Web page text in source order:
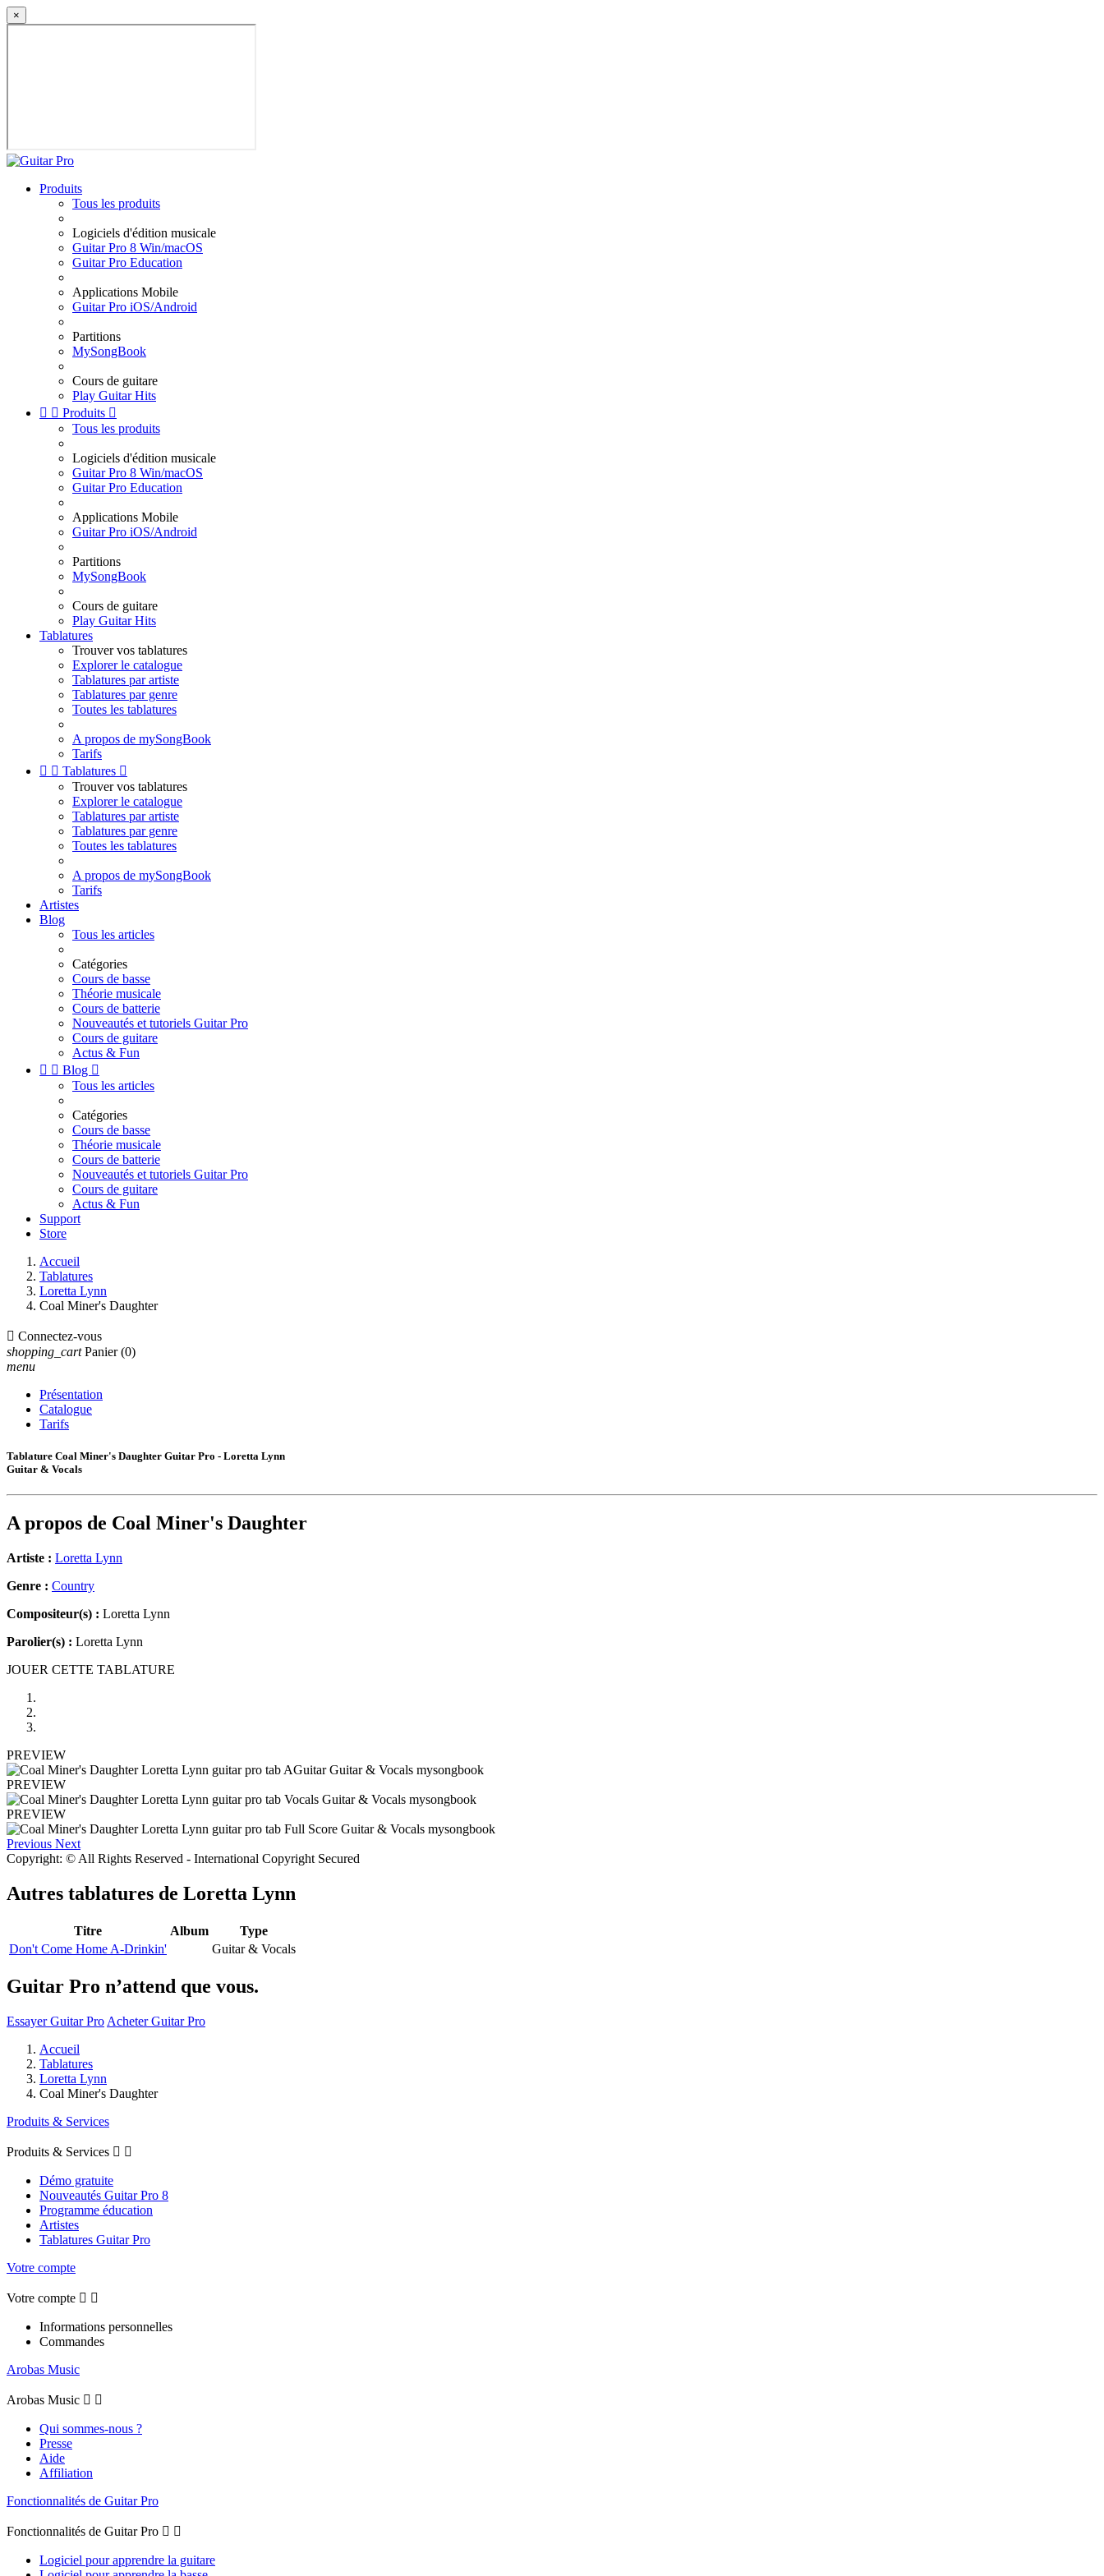
×
Produits
Tous les produits
Logiciels d'édition musicale
Guitar Pro 8 Win/macOS
Guitar Pro Education
Applications Mobile
Guitar Pro iOS/Android
Partitions
MySongBook
Cours de guitare
Play Guitar Hits
  Produits 
Tous les produits
Logiciels d'édition musicale
Guitar Pro 8 Win/macOS
Guitar Pro Education
Applications Mobile
Guitar Pro iOS/Android
Partitions
MySongBook
Cours de guitare
Play Guitar Hits
Tablatures
Trouver vos tablatures
Explorer le catalogue
Tablatures par artiste
Tablatures par genre
Toutes les tablatures
A propos de mySongBook
Tarifs
  Tablatures 
Trouver vos tablatures
Explorer le catalogue
Tablatures par artiste
Tablatures par genre
Toutes les tablatures
A propos de mySongBook
Tarifs
Artistes
Blog
Tous les articles
Catégories
Cours de basse
Théorie musicale
Cours de batterie
Nouveautés et tutoriels Guitar Pro
Cours de guitare
Actus & Fun
  Blog 
Tous les articles
Catégories
Cours de basse
Théorie musicale
Cours de batterie
Nouveautés et tutoriels Guitar Pro
Cours de guitare
Actus & Fun
Support
Store
Accueil
Tablatures
Loretta Lynn
Coal Miner's Daughter
 Connectez-vous
shopping_cart Panier (0)
menu
Présentation
Catalogue
Tarifs
Tablature Coal Miner's Daughter Guitar Pro - Loretta Lynn
Guitar & Vocals
A propos de Coal Miner's Daughter
Artiste : Loretta Lynn
Genre : Country
Compositeur(s) : Loretta Lynn
Parolier(s) : Loretta Lynn
JOUER CETTE TABLATURE
PREVIEW
PREVIEW
PREVIEW
Previous Next
Copyright: © All Rights Reserved - International Copyright Secured
Autres tablatures de Loretta Lynn
Titre Album
Type
Don't Come Home A-Drinkin'
Guitar & Vocals
Guitar Pro n’attend que vous.
Essayer Guitar Pro Acheter Guitar Pro
Accueil
Tablatures
Loretta Lynn
Coal Miner's Daughter
Produits & Services
Produits & Services  
Démo gratuite
Nouveautés Guitar Pro 8
Programme éducation
Artistes
Tablatures Guitar Pro
Votre compte
Votre compte  
Informations personnelles
Commandes
Arobas Music
Arobas Music  
Qui sommes-nous ?
Presse
Aide
Affiliation
Fonctionnalités de Guitar Pro
Fonctionnalités de Guitar Pro  
Logiciel pour apprendre la guitare